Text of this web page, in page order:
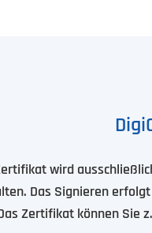
wird
Das Signieren
Zertifikat können Sie